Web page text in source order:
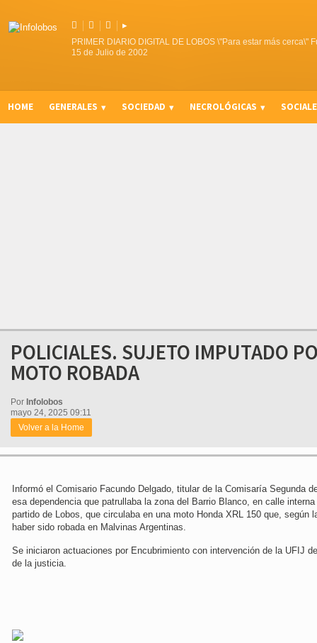
   ▸
PRIMER DIARIO DIGITAL DE LOBOS \"Para estar más cerca\"
15 de Julio de 2002
HOME GENERALES SOCIEDAD NECROLÓGICAS
POLICIALES. SUJETO IMPUTADO
MOTO ROBADA
Por Infolobos
mayo 24, 2025 09:11
Volver a la Home
Informó el Comisario Facundo Delgado, titular de la Comisaría Segunda
esa dependencia que patrullaba la zona del Barrio Blanco, en calle
partido de Lobos, que circulaba en una moto Honda XRL 150 que,
haber sido robada en Malvinas Argentinas.
Se iniciaron actuaciones por Encubrimiento con intervención de la UFIJ
de la justicia.